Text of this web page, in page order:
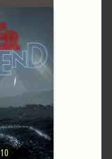
10